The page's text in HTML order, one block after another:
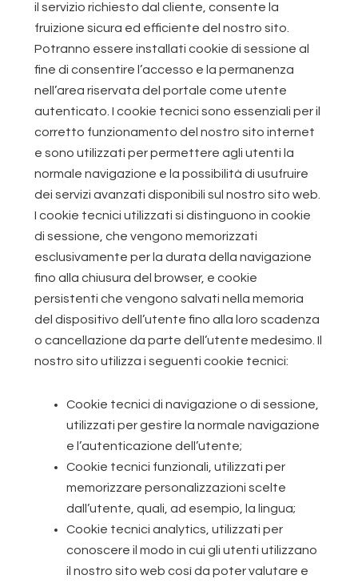
il servizio richiesto dal cliente, consente la
fruizione sicura ed efficiente del nostro sito.
Potranno essere installati cookie di sessione al
fine di consentire l’accesso e la permanenza
nell’area riservata del portale come utente
autenticato. I cookie tecnici sono essenziali per il
corretto funzionamento del nostro sito internet
e sono utilizzati per permettere agli utenti la
normale navigazione e la possibilità di usufruire
dei servizi avanzati disponibili sul nostro sito web.
I cookie tecnici utilizzati si distinguono in cookie
di sessione, che vengono memorizzati
esclusivamente per la durata della navigazione
fino alla chiusura del browser, e cookie
persistenti che vengono salvati nella memoria
del dispositivo dell’utente fino alla loro scadenza
o cancellazione da parte dell’utente medesimo. Il
nostro sito utilizza i seguenti cookie tecnici:
Cookie tecnici di navigazione o di sessione,
utilizzati per gestire la normale navigazione
e l’autenticazione dell’utente;
Cookie tecnici funzionali, utilizzati per
memorizzare personalizzazioni scelte
dall’utente, quali, ad esempio, la lingua;
Cookie tecnici analytics, utilizzati per
conoscere il modo in cui gli utenti utilizzano
il nostro sito web così da poter valutare e